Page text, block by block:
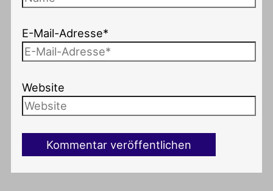
E-Mail-Adresse*
Website